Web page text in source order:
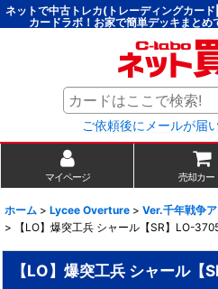
ネットで中古トレカ(トレーディングカー
カードラボ！お家で簡単デッキまとめ
ご依頼後にメールが届
マイページ 売却カー
ホーム > Lycee Overture > Ver.千年戦争
>
【LO】爆突工兵 シャール【SR】LO-
【LO】爆突工兵 シャール